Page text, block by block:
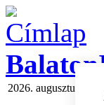
2026. augusztus 7